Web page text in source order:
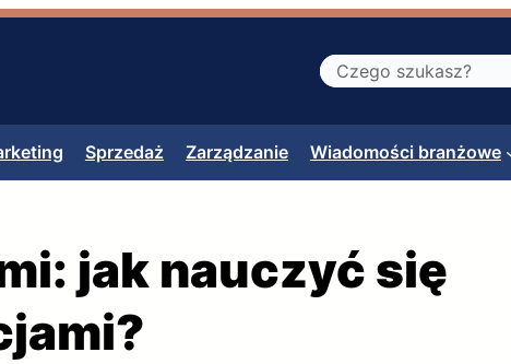
S
u
k
Sprzedaż Zarządzanie Wiadomości branżowe
jak nauczyć się